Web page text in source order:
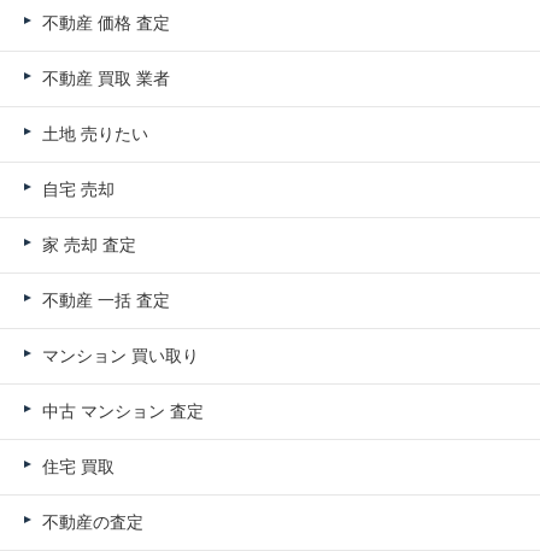
不動産 価格 査定
不動産 買取 業者
土地 売りたい
自宅 売却
家 売却 査定
不動産 一括 査定
マンション 買い取り
中古 マンション 査定
住宅 買取
不動産の査定